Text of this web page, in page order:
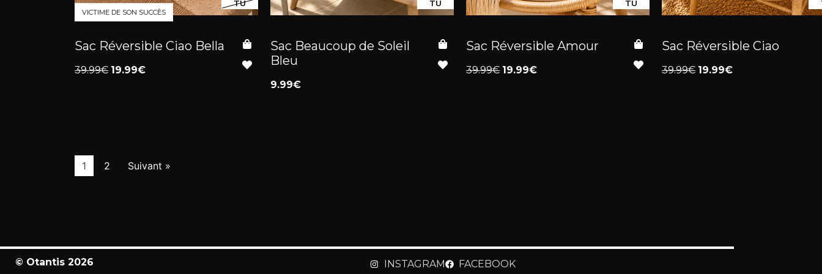
VICTIME DE SON SUCCÈS
TU
Sac Réversible Ciao Bella
39.99€ 19.99€
TU
Sac Beaucoup de Soleil
Bleu
9.99€
TU
Sac Réversible Amour
39.99€ 19.99€
Sac Réversible Ciao
39.99€ 19.99€
1 2 Suivant »
© Otantis 2026 INSTAGRAM FACEBOOK